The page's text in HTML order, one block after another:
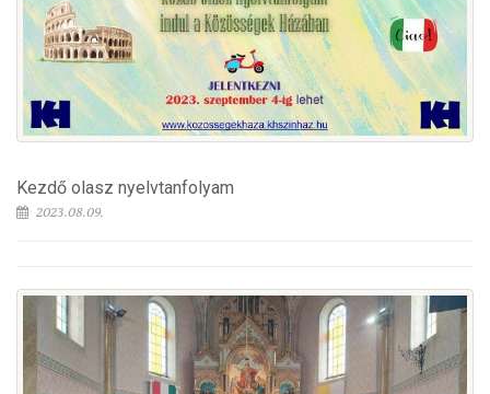
Kezdő olasz nyelvtanfolyam
2023.08.09.